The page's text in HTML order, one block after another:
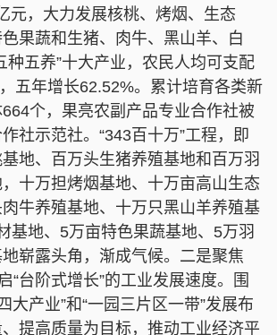
元，大力发展核桃、烤烟、生态
果蔬和生猪、肉牛、黑山羊、白
种五养”十大产业，农民人均可支配
五年增长62.52%。累计培育各类新
个，果亮农副产品专业合作社被
社示范社。“343百十万”工程，即
地、百万头生猪养殖基地和百万羽
十万担烤烟基地、十万亩高山生态
牛养殖基地、十万只黑山羊养殖基
基地、5万亩特色果蔬基地、5万羽
崭露头角，渐成气候。二是聚焦
“台阶式增长”的工业发展速度。围
大产业”和“一园三片区一带”发展布
提高质量为目标，推动工业经济平